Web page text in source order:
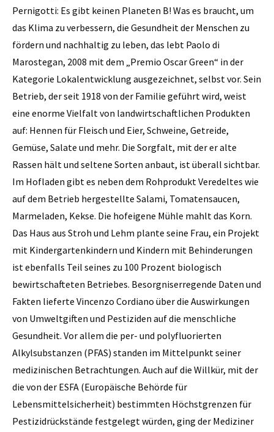
Pernigotti: Es gibt keinen Planeten B! Was es braucht, um
das Klima zu verbessern, die Gesundheit der Menschen zu
fördern und nachhaltig zu leben, das lebt Paolo di
Marostegan, 2008 mit dem „Premio Oscar Green“ in der
Kategorie Lokalentwicklung ausgezeichnet, selbst vor. Sein
Betrieb, der seit 1918 von der Familie geführt wird, weist
eine enorme Vielfalt von landwirtschaftlichen Produkten
auf: Hennen für Fleisch und Eier, Schweine, Getreide,
Gemüse, Salate und mehr. Die Sorgfalt, mit der er alte
Rassen hält und seltene Sorten anbaut, ist überall sichtbar.
Im Hofladen gibt es neben dem Rohprodukt Veredeltes wie
auf dem Betrieb hergestellte Salami, Tomatensaucen,
Marmeladen, Kekse. Die hofeigene Mühle mahlt das Korn.
Das Haus aus Stroh und Lehm plante seine Frau, ein Projekt
mit Kindergartenkindern und Kindern mit Behinderungen
ist ebenfalls Teil seines zu 100 Prozent biologisch
bewirtschafteten Betriebes. Besorgniserregende Daten und
Fakten lieferte Vincenzo Cordiano über die Auswirkungen
von Umweltgiften und Pestiziden auf die menschliche
Gesundheit. Vor allem die per- und polyfluorierten
Alkylsubstanzen (PFAS) standen im Mittelpunkt seiner
medizinischen Betrachtungen. Auch auf die Willkür, mit der
die von der ESFA (Europäische Behörde für
Lebensmittelsicherheit) bestimmten Höchstgrenzen für
Pestizidrückstände festgelegt würden, ging der Mediziner